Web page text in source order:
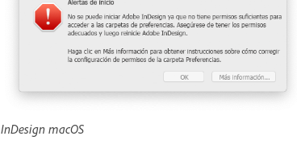
InDesign macOS